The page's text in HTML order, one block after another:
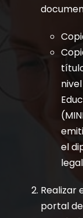
el
Realizar
portal de